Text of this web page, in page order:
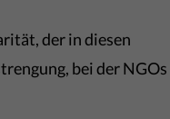
der in diesen
bei der NGOs